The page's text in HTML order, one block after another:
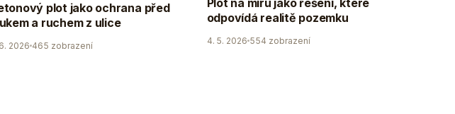
plot jako ochrana před
a ruchem z ulice
2026 465 zobrazení
odpovídá realitě pozemku
4. 5. 2026 554 zobrazení